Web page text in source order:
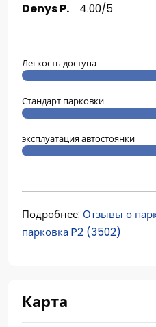
Denys P. 4.00/5
Легкость доступа
Стандарт парковки
эксплуатация автостоянки
Подробнее: Отзывы о
парковка P2 (3502)
Карта